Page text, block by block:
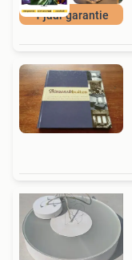
1 jaar garantie